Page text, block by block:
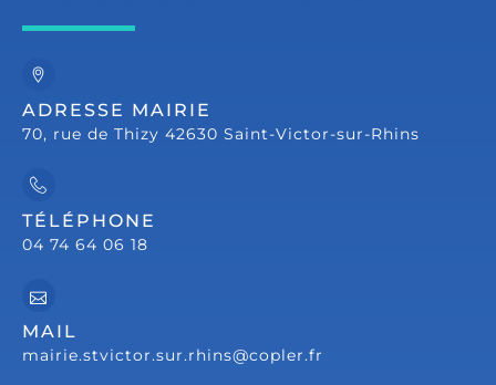
ADRESSE MAIRIE
70, rue de Thizy 42630 Saint-Victor-sur-Rhins
TÉLÉPHONE
04 74 64 06 18
MAIL
mairie.stvictor.sur.rhins@copler.fr